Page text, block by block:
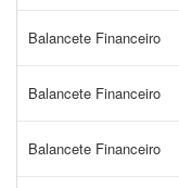
Balancete Financeiro
Balancete Financeiro
Balancete Financeiro